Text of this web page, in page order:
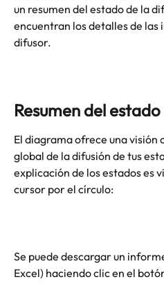
un resumen del estado de la
encuentran los detalles de
difusor.
Resumen del
El diagrama ofrece una visión
global de la difusión de tus
explicación de los estados es
cursor por el círculo:
Se puede descargar un
Excel) haciendo clic en el